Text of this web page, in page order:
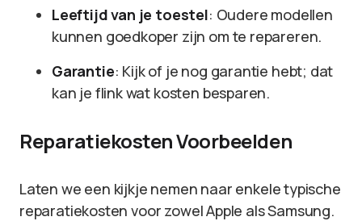
Leeftijd van je toestel: Oudere modellen
kunnen goedkoper zijn om te repareren.
Garantie: Kijk of je nog garantie hebt; dat
kan je flink wat kosten besparen.
Reparatiekosten Voorbeelden
Laten we een kijkje nemen naar enkele typische
reparatiekosten voor zowel Apple als Samsung.